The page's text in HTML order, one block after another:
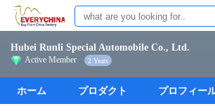
Hubei Runli Special Automobile Co., Ltd.
Active Member 2 Years
ホーム プロダクト プロフィー